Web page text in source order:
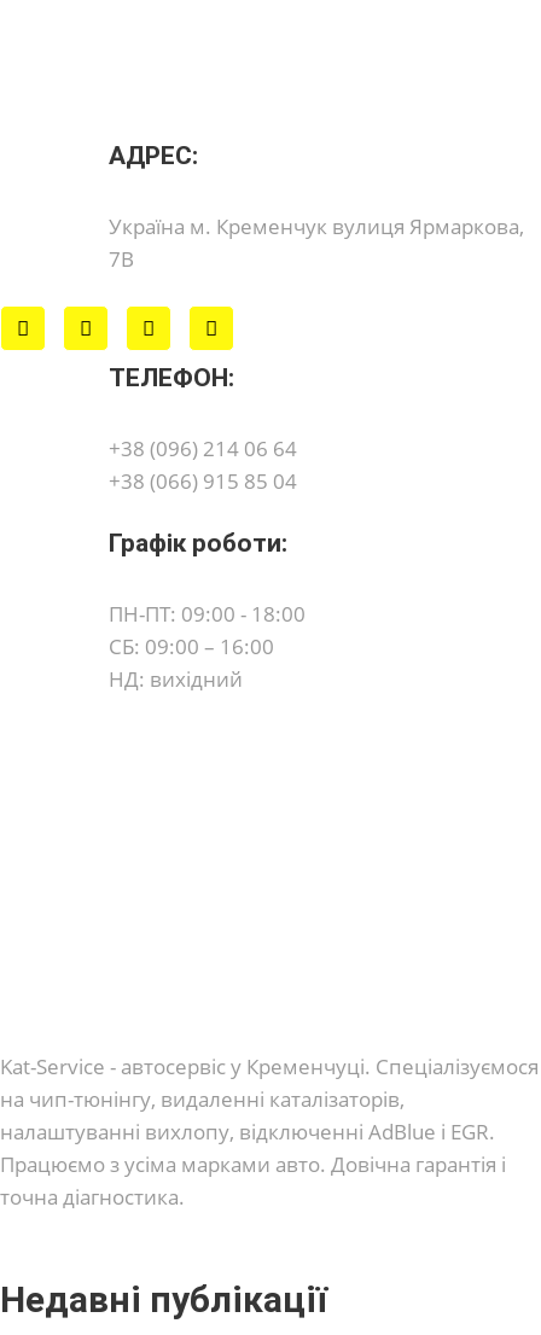
АДРЕС:
Україна м. Кременчук вулиця Ярмаркова,
7В
ТЕЛЕФОН:
+38 (096) 214 06 64
+38 (066) 915 85 04
Графік роботи:
ПН-ПТ: 09:00 - 18:00
СБ: 09:00 – 16:00
НД: вихідний
Kat-Service - автосервіс у Кременчуці. Спеціалізуємося
на чип-тюнінгу, видаленні каталізаторів,
налаштуванні вихлопу, відключенні AdBlue і EGR.
Працюємо з усіма марками авто. Довічна гарантія і
точна діагностика.
Недавні публікації